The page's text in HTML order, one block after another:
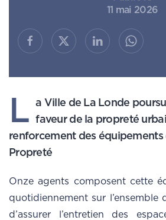
11 mai 2026
L
a Ville de La Londe
faveur de la propreté
renforcement des équipements
Propreté
Onze agents composent cette
quotidiennement sur l’ensemble
d’assurer l’entretien des